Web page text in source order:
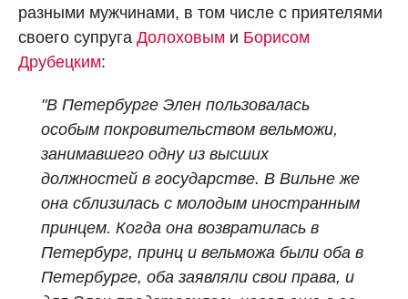
разными мужчинами, в том числе с приятелями
своего супруга Долоховым и Борисом
Друбецким:
"В Петербурге Элен пользовалась
особым покровительством вельможи,
занимавшего одну из высших
должностей в государстве. В Вильне же
она сблизилась с молодым иностранным
принцем. Когда она возвратилась в
Петербург, принц и вельможа были оба в
Петербурге, оба заявляли свои права, и